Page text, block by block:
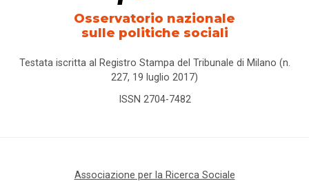
Osservatorio nazionale
sulle politiche sociali
Testata iscritta al Registro Stampa del Tribunale di Milano (n.
227, 19 luglio 2017)
ISSN 2704-7482
Associazione per la Ricerca Sociale